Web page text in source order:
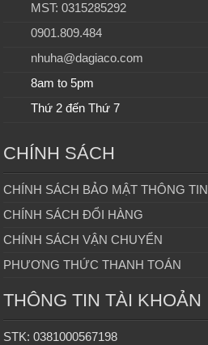
MST: 0315285292
0901.809.484
nhuha@dagiaco.com
8am to 5pm
Thứ 2 đến Thứ 7
CHÍNH SÁCH
CHÍNH SÁCH BẢO MẬT THÔNG TIN
CHÍNH SÁCH ĐỔI HÀNG
CHÍNH SÁCH VẬN CHUYỂN
PHƯƠNG THỨC THANH TOÁN
THÔNG TIN TÀI KHOẢN
STK: 0381000567198